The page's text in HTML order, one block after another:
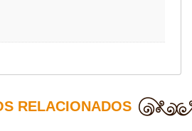
RELACIONADOS